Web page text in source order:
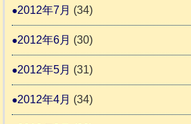
2012年7月 (34)
2012年6月 (30)
2012年5月 (31)
2012年4月 (34)